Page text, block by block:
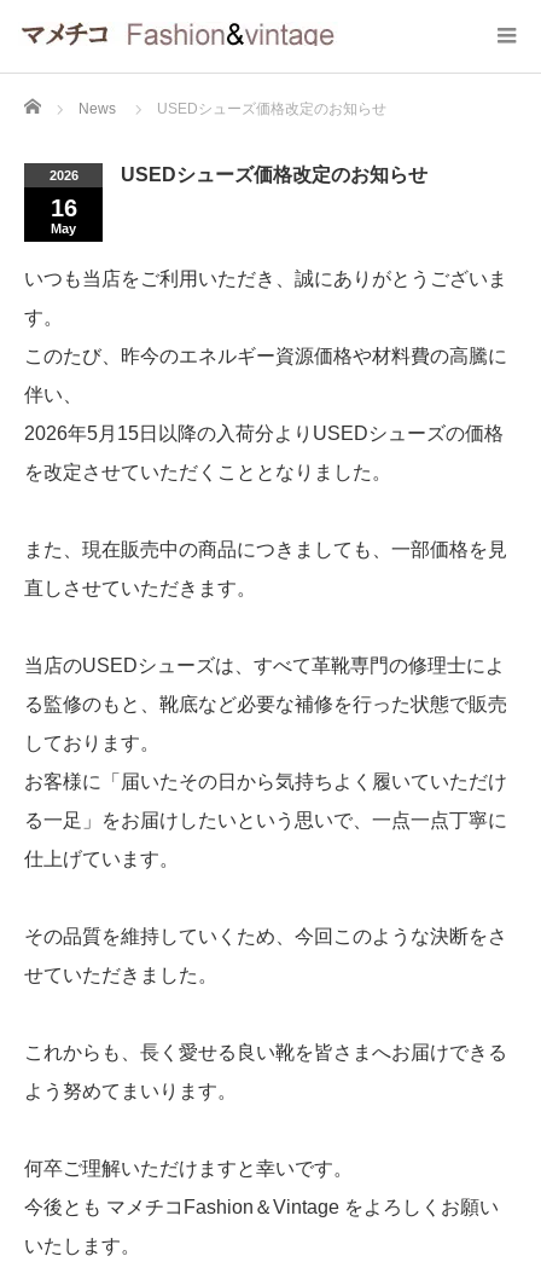
Home News USEDシューズ価格改定のお知らせ
2026
16
May
USEDシューズ価格改定のお知らせ
いつも当店をご利用いただき、誠にありがとうございま
す。
このたび、昨今のエネルギー資源価格や材料費の高騰に
伴い、
2026年5月15日以降の入荷分よりUSEDシューズの価格
を改定させていただくこととなりました。
また、現在販売中の商品につきましても、一部価格を見
直しさせていただきます。
当店のUSEDシューズは、すべて革靴専門の修理士によ
る監修のもと、靴底など必要な補修を行った状態で販売
しております。
お客様に「届いたその日から気持ちよく履いていただけ
る一足」をお届けしたいという思いで、一点一点丁寧に
仕上げています。
その品質を維持していくため、今回このような決断をさ
せていただきました。
これからも、長く愛せる良い靴を皆さまへお届けできる
よう努めてまいります。
何卒ご理解いただけますと幸いです。
今後とも マメチコFashion＆Vintage をよろしくお願い
いたします。